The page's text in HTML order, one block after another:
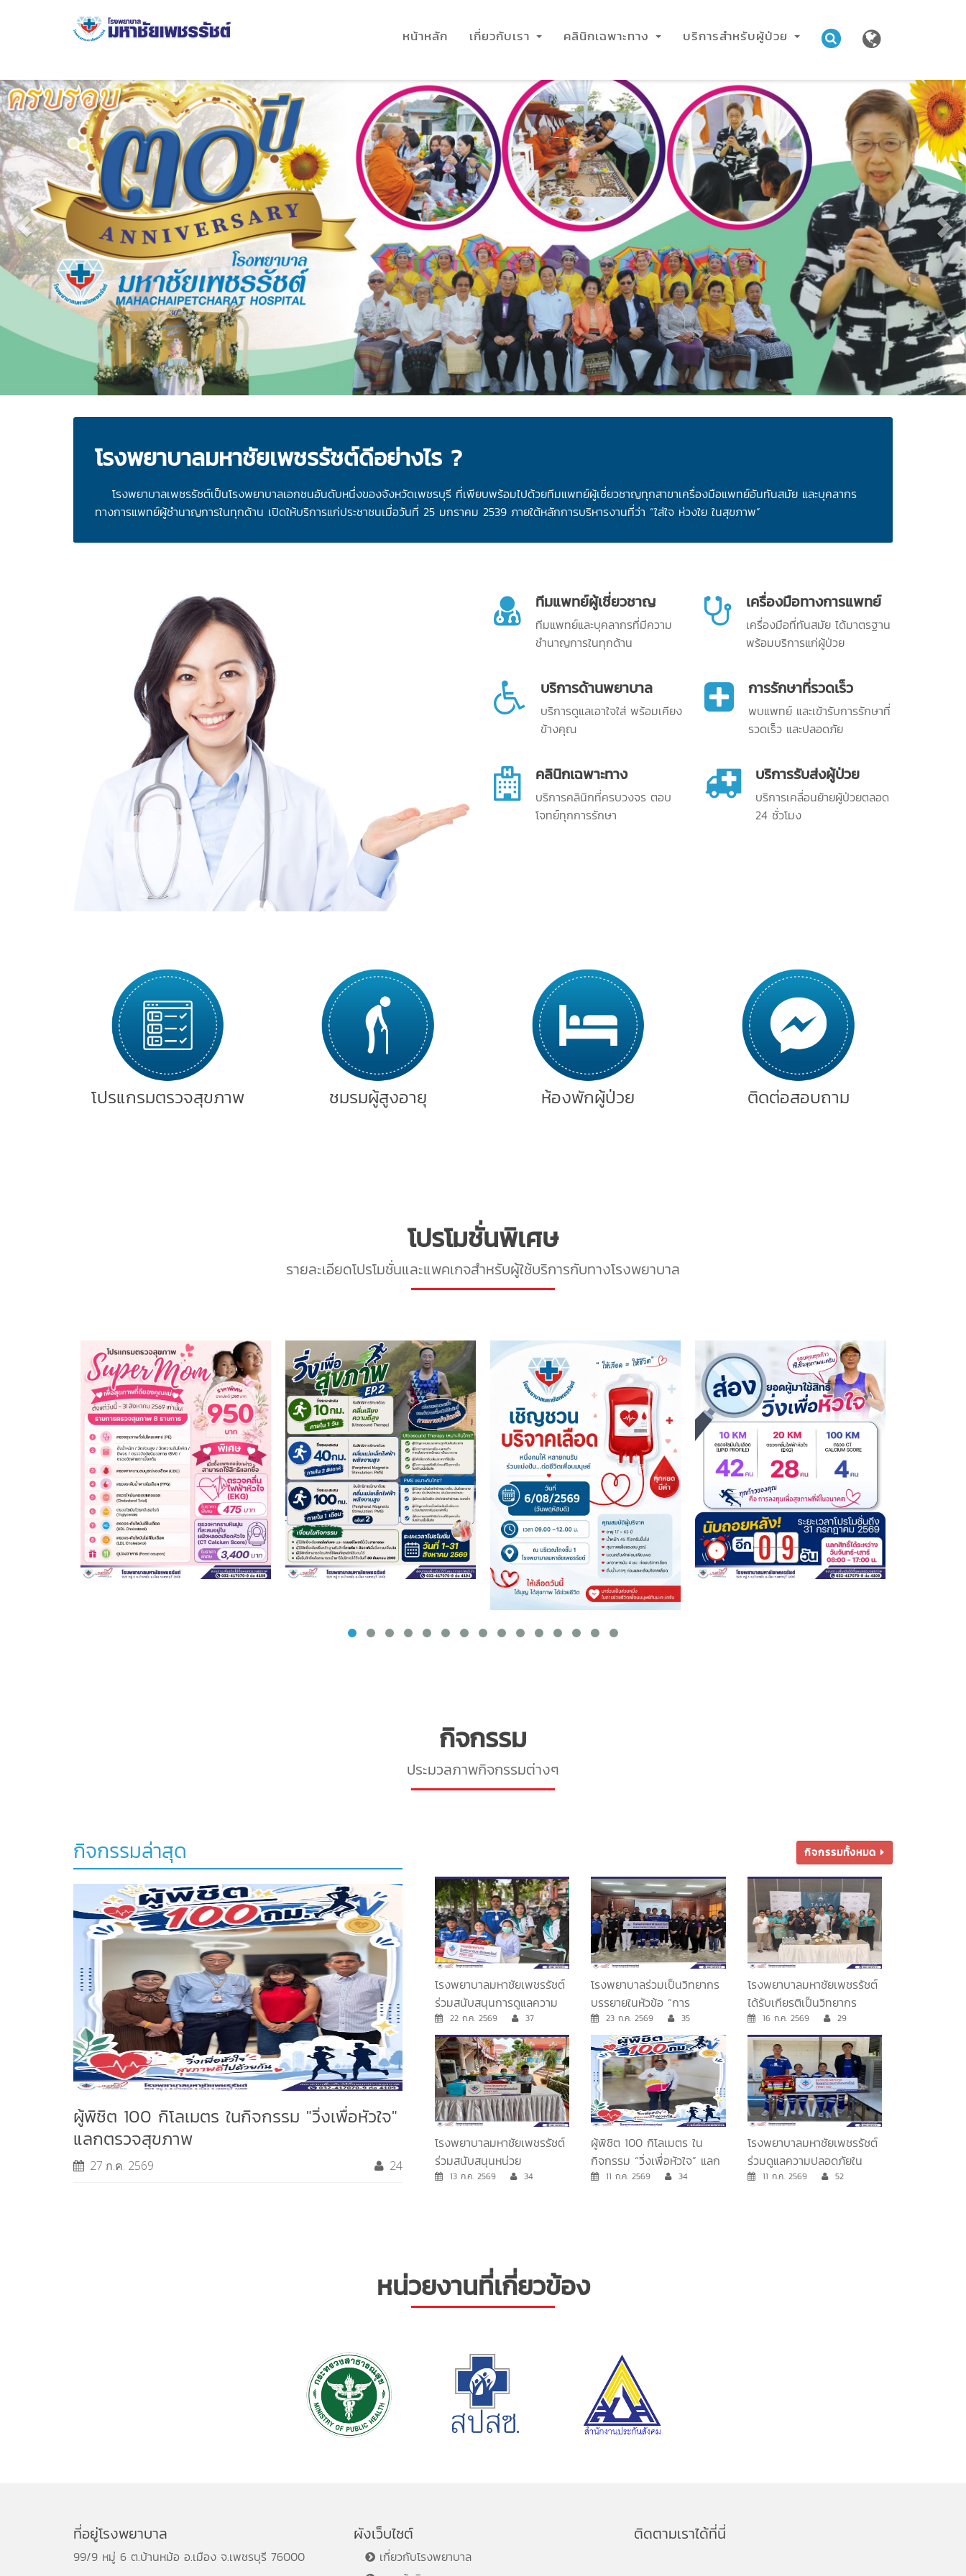
หน้าหลัก เกี่ยวกับเรา คลินิกเฉพาะทาง บริการสำหรับผู้ป่วย
โรงพยาบาลมหาชัยเพชรรัชต์ดีอย่างไร ?
โรงพยาบาลเพชรรัชต์เป็นโรงพยาบาลเอกชนอันดับหนึ่งของจังหวัดเพชรบุรี ที่เพียบพร้อมไปด้วยทีมแพทย์ผู้เชี่ยวชาญทุกสาขาเครื่องมือแพทย์อันทันสมัย และบุคลากร
ทางการแพทย์ผู้ชำนาญการในทุกด้าน เปิดให้บริการแก่ประชาชนเมื่อวันที่ 25 มกราคม 2539 ภายใต้หลักการบริหารงานที่ว่า “ใส่ใจ ห่วงใย ในสุขภาพ”
ทีมแพทย์ผู้เชี่ยวชาญ
ทีมแพทย์และบุคลากรที่มีความ
ชำนาญการในทุกด้าน
บริการด้านพยาบาล
บริการดูแลเอาใจใส่ พร้อมเคียง
ข้างคุณ
คลินิกเฉพาะทาง
บริการคลินิกที่ครบวงจร ตอบ
โจทย์ทุกการรักษา
เครื่องมือทางการแพทย์
เครื่องมือที่ทันสมัย ได้มาตรฐาน
พร้อมบริการแก่ผู้ป่วย
การรักษาที่รวดเร็ว
พบแพทย์ และเข้ารับการรักษาที่
รวดเร็ว และปลอดภัย
บริการรับส่งผู้ป่วย
บริการเคลื่อนย้ายผู้ป่วยตลอด
24 ชั่วโมง
โปรแกรมตรวจสุขภาพ ชมรมผู้สูงอายุ ห้องพักผู้ป่วย ติดต่อสอบถาม
โปรโมชั่นพิเศษ
รายละเอียดโปรโมชั่นและแพคเกจสำหรับผู้ใช้บริการกับทางโรงพยาบาล
กิจกรรม
ประมวลภาพกิจกรรมต่างๆ
กิจกรรมล่าสุด กิจกรรมทั้งหมด
ผู้พิชิต 100 กิโลเมตร ในกิจกรรม "วิ่งเพื่อหัวใจ"
แลกตรวจสุขภาพ
27 ก.ค. 2569 24
โรงพยาบาลมหาชัยเพชรรัชต์
ร่วมสนับสนุนการดูแลความ
ปลอดภัยในการแข่งขันกีฬา
วิทยาลัยอาชีวศึกษาเพชรบุรี
22 ก.ค. 2569 37
โรงพยาบาลร่วมเป็นวิทยากร
บรรยายในหัวข้อ “การ
ปฐมพยาบาลและการช่วยชีวิต
เบื้องต้น” เพื่อพัฒนา
ศักยภาพอาสาสมัครท่องเที่ยว
และกีฬา จังหวัดเพชรบุรี
23 ก.ค. 2569 35
โรงพยาบาลมหาชัยเพชรรัชต์
ได้รับเกียรติเป็นวิทยากร
อบรม การปฐมพยาบาลเบื้อง
ต้น (First Aid) ให้แก่
พนักงานโรงแรมทะเลโฮเต็ล
แอนด์ วิลล่า ชะอำ
16 ก.ค. 2569 29
โรงพยาบาลมหาชัยเพชรรัชต์
ร่วมสนับสนุนหน่วย
ปฐมพยาบาลและทีมพยาบาล
13 ก.ค. 2569 34
ผู้พิชิต 100 กิโลเมตร ใน
กิจกรรม “วิ่งเพื่อหัวใจ” แลก
ตรวจสุขภาพ
11 ก.ค. 2569 34
โรงพยาบาลมหาชัยเพชรรัชต์
ร่วมดูแลความปลอดภัยใน
กิจกรรมกีฬาสีของโรงเรียน
11 ก.ค. 2569 52
หน่วยงานที่เกี่ยวข้อง
ที่อยู่โรงพยาบาล
99/9 หมู่ 6 ต.บ้านหม้อ อ.เมือง จ.เพชรบุรี 76000
ผังเว็บไซต์
เกี่ยวกับโรงพยาบาล
ติดตามเราได้ที่นี่